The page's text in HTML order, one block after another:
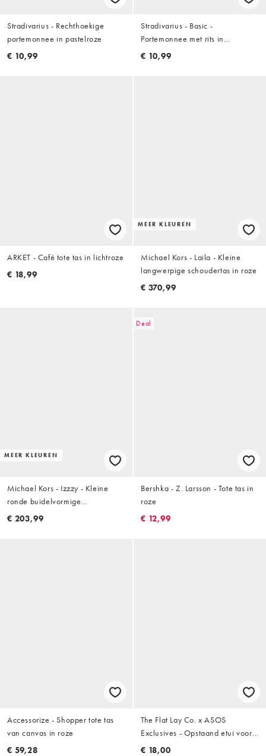
Stradivarius - Rechthoekige
portemonnee in pastelroze
€ 10,99
Stradivarius - Basic -
Portemonnee met rits in
pastelroze
€ 10,99
ARKET - Café tote tas in lichtroze
€ 18,99
MEER KLEUREN
Michael Kors - Laila - Kleine
langwerpige schoudertas in roze
€ 370,99
MEER KLEUREN
Michael Kors - Izzzy - Kleine
ronde buidelvormige
schoudertas in roze
€ 203,99
Deal
Bershka - Z. Larsson - Tote tas in
roze
€ 12,99
Accessorize - Shopper tote tas
van canvas in roze
€ 59,28
The Flat Lay Co. x ASOS
Exclusives - Opstaand etui voor
make-upkwasten van roze
€ 18,00